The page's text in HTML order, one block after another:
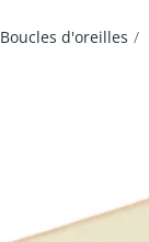
Boucles d'oreilles